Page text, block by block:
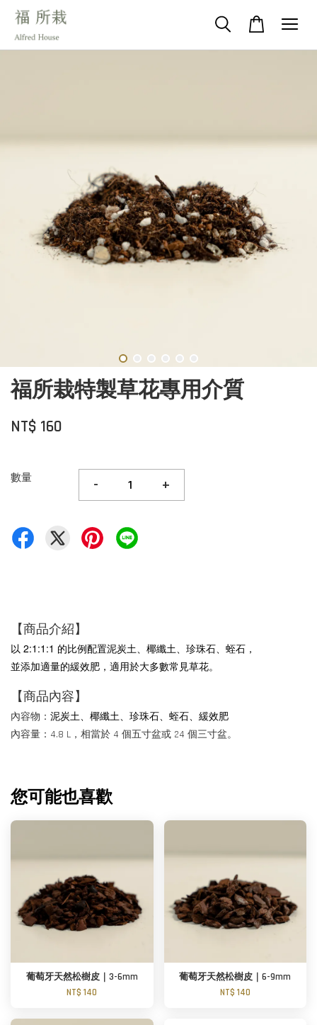
福所栽特製草花專用介質
NT$ 160
數量 - +
【商品介紹】
以 2:1:1 :1 的比例配置泥炭土、椰纖土、珍珠石、蛭石，
並添加適量的緩效肥， 適用於大多數常見草花。
【商品內容】
內容物： 泥炭土、椰纖土、珍珠石、蛭石、緩效肥
內容量：4.8 L，相當於 4 個五寸盆或 24 個三寸盆。
您可能也喜歡
葡萄牙天然松樹皮｜3-6mm
NT$ 140
葡萄牙天然松樹皮｜6-9mm
NT$ 140